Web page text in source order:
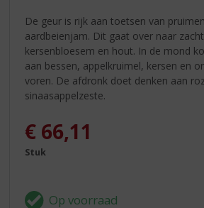
De geur is rijk aan toetsen van
aardbeienjam. Dit gaat over naar
kersenbloesem en hout. In de mond
aan bessen, appelkruimel, kersen en
voren. De afdronk doet denken aan
sinaasappelzeste.
€ 66,11
Stuk